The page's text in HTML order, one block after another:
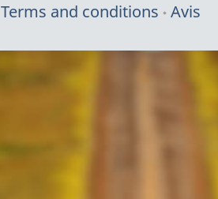
Terms and conditions Avis